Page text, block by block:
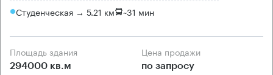
Студенческая → 5.21 км ~31 мин
Площадь здания
294000 кв.м
Цена продажи
по запросу